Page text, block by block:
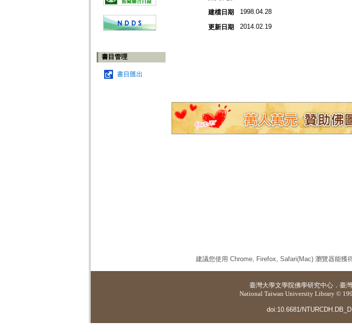
書目管理
書目匯出
建檔日期 1998.04.28
更新日期 2014.02.19
建議您使用 Chrome, Firefox, Safari(Mac) 瀏覽器能獲
臺灣大學文學院佛學研究中心 ． 臺
National Taiwan University Library ©
doi:10.6681/